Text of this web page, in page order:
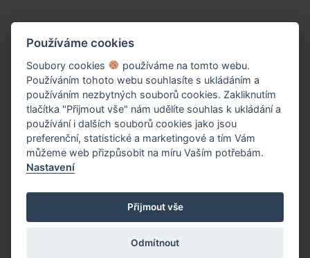
Podpořte naše dílo!
PŘISPĚT TEĎ
(c) 2026 UniWIRE Solution, s.r.o. |
Používáme cookies
Soubory cookies
používáme na tomto webu.
Používáním tohoto webu souhlasíte s ukládáním a
používáním nezbytných souborů cookies. Zakliknutím
tlačítka "Přijmout vše" nám udělíte souhlas k ukládání a
používání i dalších souborů cookies jako jsou
preferenční, statistické a marketingové a tím Vám
můžeme web přizpůsobit na míru Vaším potřebám.
Nastavení
Přijmout vše
Odmítnout